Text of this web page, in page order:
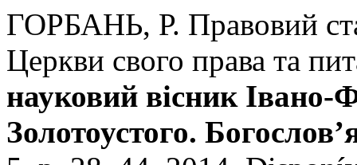
ГОРБАНЬ, Р. Правовий
Церкви свого права та
науковий вісник Івано-
Золотоустого.